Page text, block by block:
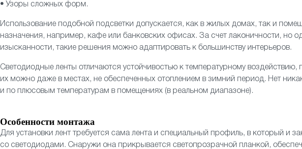
• Узоры сложных форм.
Использование подобной подсветки допускается, как в жилых домах, так и
назначения, например, кафе или банковских офисах. За счет лаконичности, но
изысканности, такие решения можно адаптировать к большинству интерьеров.
Светодиодные ленты отличаются устойчивостью к температурному воздействию,
их можно даже в местах, не обеспеченных отоплением в зимний период. Нет
и по плюсовым температурам в помещениях (в реальном диапазоне).
Особенности монтажа
Для установки лент требуется сама лента и специальный профиль, в который и
со светодиодами. Снаружи она прикрывается светопрозрачной планкой,